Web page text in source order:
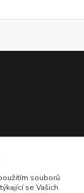
souborů
se Vašich